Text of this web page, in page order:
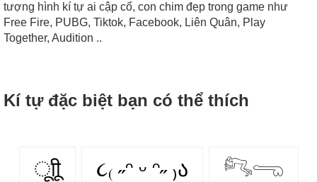
tượng hình kí tự ai cập cổ, con chim đẹp trong game như
Free Fire, PUBG, Tiktok, Facebook, Liên Quân, Play
Together, Audition ..
Kí tự đặc biệt bạn có thể thích
ूाीू ૮₍ ˶ᵔ ᵕ ᵔ˶ ₎ა 𓀐𓂸